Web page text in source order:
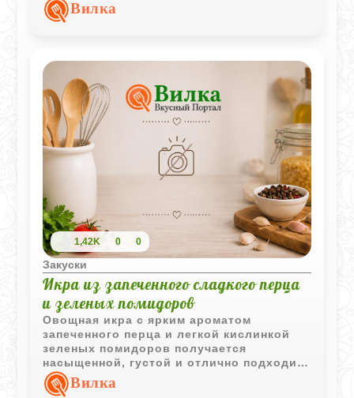
Вилка
1,42K 0 0
Закуски
Икра из запеченного сладкого перца
и зеленых помидоров
Овощная икра с ярким ароматом
запеченного перца и легкой кислинкой
зеленых помидоров получается
насыщенной, густой и отлично подходит
для подачи с хлебом, мясом или
картофелем.
Вилка